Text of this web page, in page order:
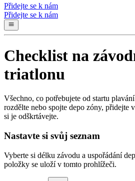
Přidejte se k nám
Přidejte se k nám
Checklist na
triatlonu
Všechno, co potřebujete od startu
rozdělte nebo spojte depo zóny, přidejte
si je odškrtávejte.
Nastavte si svůj seznam
Vyberte si délku závodu a uspořádání
položky se uloží v tomto prohlížeči.